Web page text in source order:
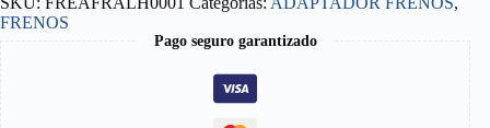
ALHONGA
PM
DELANTERO
180MM
cantidad
FRENOS
Pago seguro garantizado